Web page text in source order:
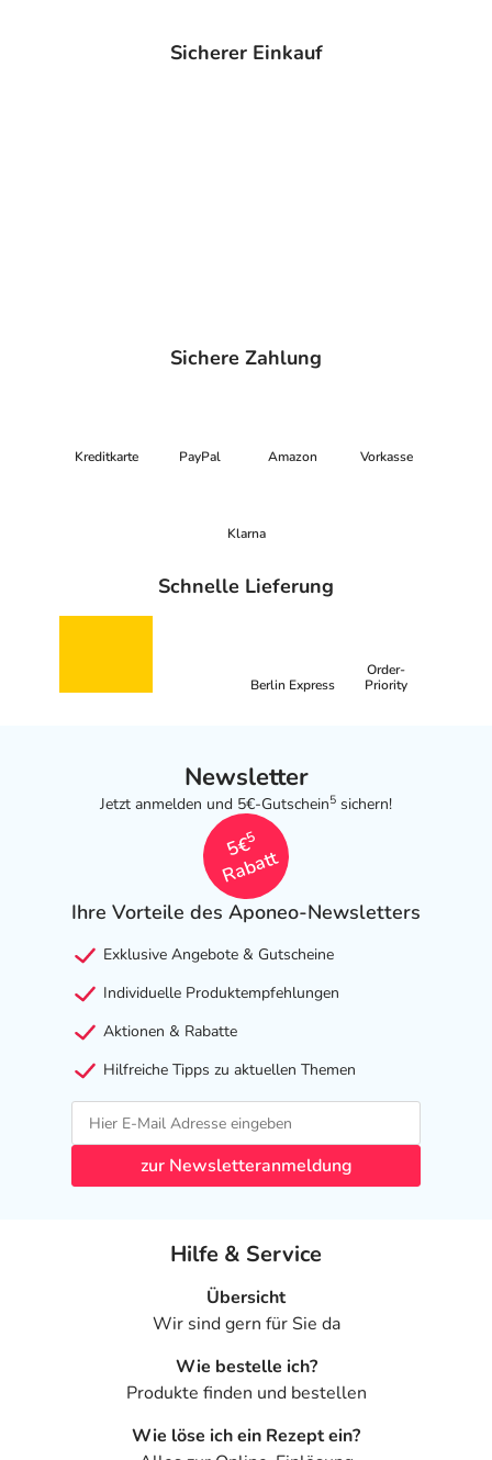
Sicherer Einkauf
Sichere Zahlung
Kreditkarte PayPal Amazon Vorkasse
Klarna
Schnelle Lieferung
Berlin Express
Order-
Priority
Newsletter
Jetzt anmelden und 5€-Gutschein5 sichern!
5€
5
Rabatt
Ihre Vorteile des Aponeo-Newsletters
Exklusive Angebote & Gutscheine
Individuelle Produktempfehlungen
Aktionen & Rabatte
Hilfreiche Tipps zu aktuellen Themen
zur Newsletteranmeldung
Hilfe & Service
Übersicht
Wir sind gern für Sie da
Wie bestelle ich?
Produkte finden und bestellen
Wie löse ich ein Rezept ein?